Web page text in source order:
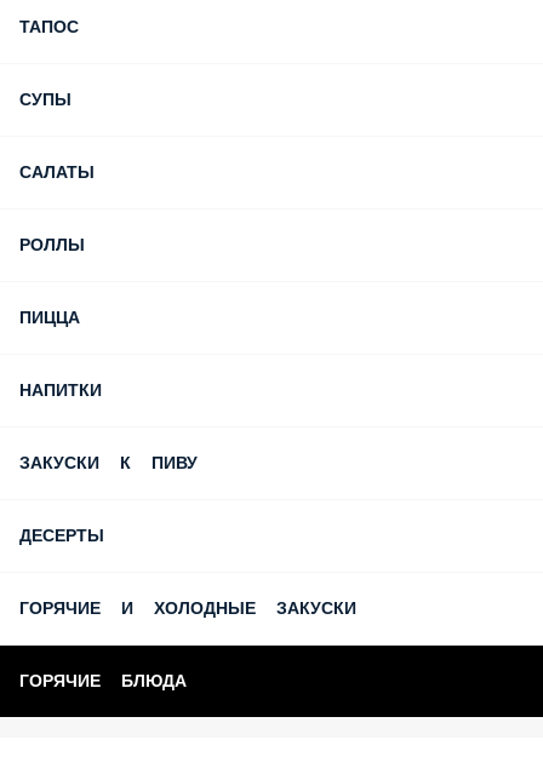
ТАПОС
СУПЫ
САЛАТЫ
РОЛЛЫ
ПИЦЦА
НАПИТКИ
ЗАКУСКИ К ПИВУ
ДЕСЕРТЫ
ГОРЯЧИЕ И ХОЛОДНЫЕ ЗАКУСКИ
ГОРЯЧИЕ БЛЮДА